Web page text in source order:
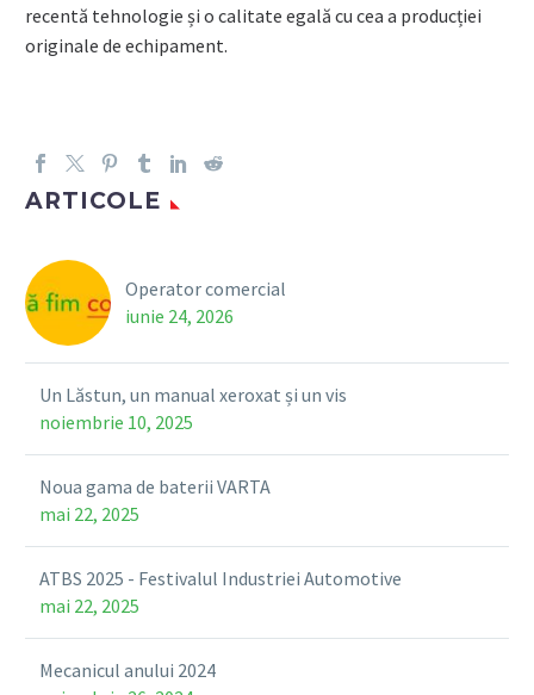
recentă tehnologie și o calitate egală cu cea a producției
originale de echipament.
ARTICOLE
Operator comercial
iunie 24, 2026
Un Lăstun, un manual xeroxat și un vis
noiembrie 10, 2025
Noua gama de baterii VARTA
mai 22, 2025
ATBS 2025 - Festivalul Industriei Automotive
mai 22, 2025
Mecanicul anului 2024